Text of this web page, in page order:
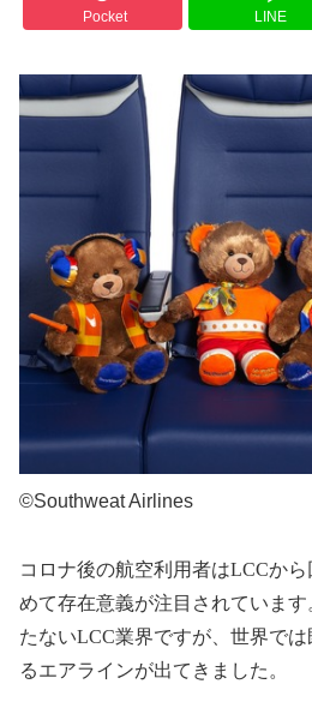
Pocket LINE
©Southweat Airlines
コロナ後の航空利用者はLCCから
めて存在意義が注目されていま
たないLCC業界ですが、世界では
るエアラインが出てきました。